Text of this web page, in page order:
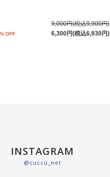
OFF
9,000円(税込9,900円)
6,300円(税込6,930円)
INSTAGRAM
@cuccu_net